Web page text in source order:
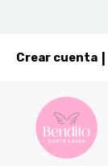
Crear cuenta